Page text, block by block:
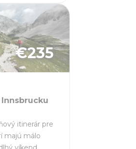
€235
itinerár pre
majú málo